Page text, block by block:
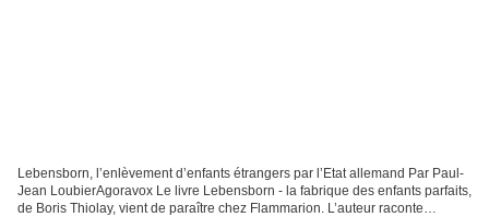
Lebensborn, l’enlèvement d’enfants étrangers par l’Etat allemand Par Paul-
Jean LoubierAgoravox Le livre Lebensborn - la fabrique des enfants parfaits,
de Boris Thiolay, vient de paraître chez Flammarion. L’auteur raconte